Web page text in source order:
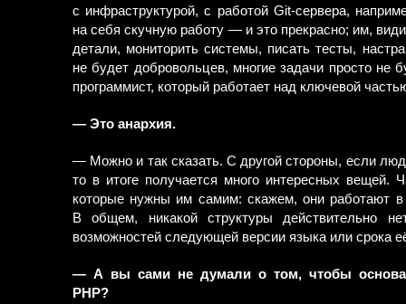
с инфраструктурой, с работой Git-сервера,
на себя скучную работу — и это прекрасно; им,
детали, мониторить системы, писать тесты,
не будет добровольцев, многие задачи просто не
программист, который работает над ключевой
— Это анархия.
— Можно и так сказать. С другой стороны, если
то в итоге получается много интересных вещей.
которые нужны им самим: скажем, они работают
В общем, никакой структуры действительно
возможностей следующей версии языка или срока
— А вы сами не думали о том, чтобы
PHP?